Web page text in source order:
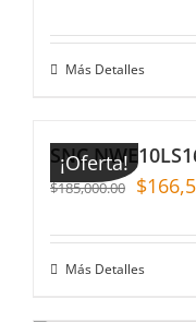
Más Detalles
¡Oferta!
SNC
$185,000.00 $
Más Detalles